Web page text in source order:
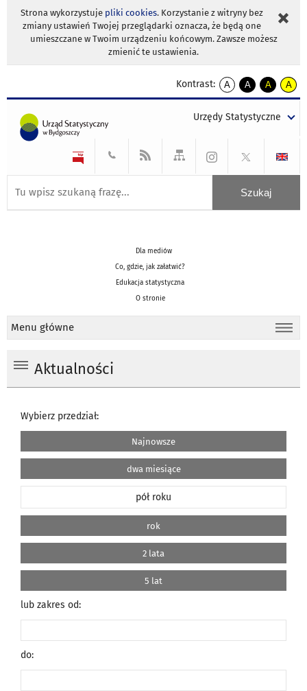
Strona wykorzystuje pliki cookies. Korzystanie z witryny bez
zmiany ustawień Twojej przeglądarki oznacza, że będą one
umieszczane w Twoim urządzeniu końcowym. Zawsze możesz
zmienić te ustawienia.
Kontrast:
A
kontrast
A
kontrast
tekst
czarnym
A
kontrast
tekst
czarnym
A
tekst
żółtym
Urzędy Statystyczne
Dla mediów
Co, gdzie, jak załatwić?
Edukacja statystyczna
O stronie
Menu główne
Aktualności
Wybierz przedział:
Najnowsze
dwa miesiące
pół roku
rok
2 lata
5 lat
lub zakres od:
do: